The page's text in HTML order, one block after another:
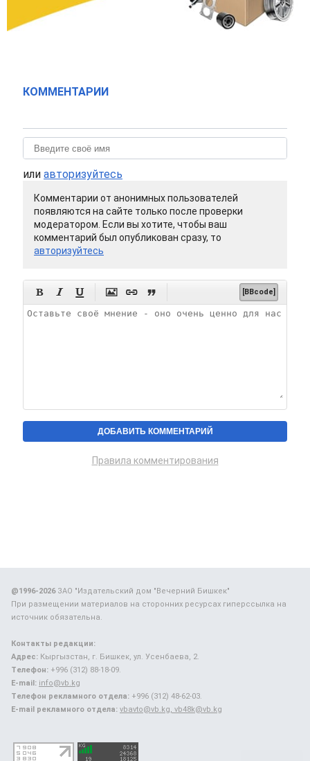
КОММЕНТАРИИ
или авторизуйтесь
Комментарии от анонимных пользователей
появляются на сайте только после проверки
модератором. Если вы хотите, чтобы ваш
комментарий был опубликован сразу, то
авторизуйтесь
      [BBcode]
Правила комментирования
@1996-2026ЗАО "Издательский дом "Вечерний Бишкек"
При размещении материалов на сторонних ресурсах гиперссылка на
источник обязательна.
Контакты редакции:
Адрес: Кыргызстан, г. Бишкек, ул. Усенбаева, 2.
Телефон: +996 (312) 88-18-09.
E-mail: info@vb.kg
Телефон рекламного отдела: +996 (312) 48-62-03.
E-mail рекламного отдела: vbavto@vb.kg, vb48k@vb.kg